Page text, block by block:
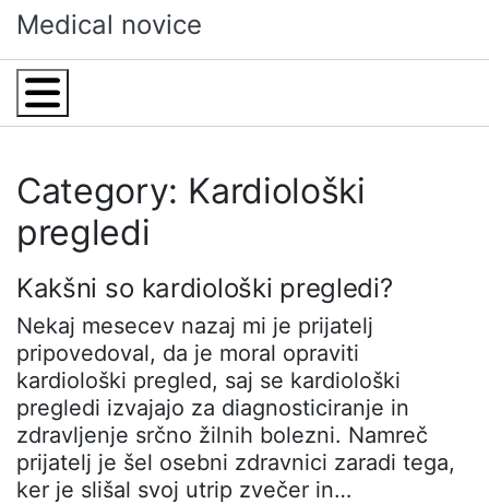
Skip
to
content
Medical novice
Menu
Category: Kardiološki
pregledi
Kakšni so kardiološki pregledi?
Nekaj mesecev nazaj mi je prijatelj
pripovedoval, da je moral opraviti
kardiološki pregled, saj se kardiološki
pregledi izvajajo za diagnosticiranje in
zdravljenje srčno žilnih bolezni. Namreč
prijatelj je šel osebni zdravnici zaradi tega,
ker je slišal svoj utrip zvečer in…